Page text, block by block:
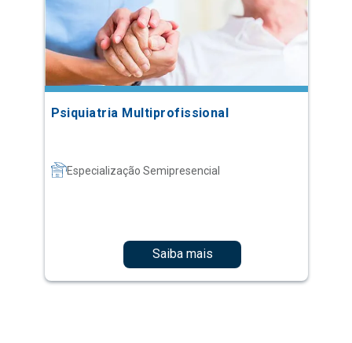
Psiquiatria Multiprofissional
Especialização Semipresencial
Saiba mais